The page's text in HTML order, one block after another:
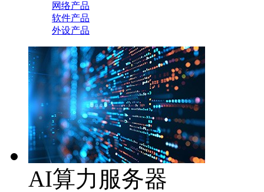
网络产品
软件产品
外设产品
AI算力服务器